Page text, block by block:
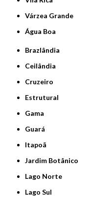
Várzea Grande
Água Boa
Brazlândia
Ceilândia
Cruzeiro
Estrutural
Gama
Guará
Itapoã
Jardim Botânico
Lago Norte
Lago Sul